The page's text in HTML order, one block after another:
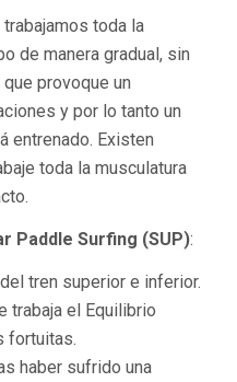
toda la
de manera gradual, sin
provoque un
y por lo tanto un
entrenado. Existen
toda la musculatura
Paddle Surfing (SUP):
tren superior e inferior.
trabaja el Equilibrio
fortuitas.
haber sufrido una